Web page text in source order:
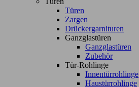
Türen
Zargen
Drückergarnituren
Ganzglastüren
Ganzglastüren
Zubehör
Tür-Rohlinge
Innentürrohlinge
Haustürrohlinge